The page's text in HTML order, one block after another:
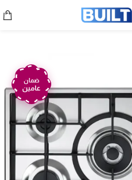
ضمان
عامين